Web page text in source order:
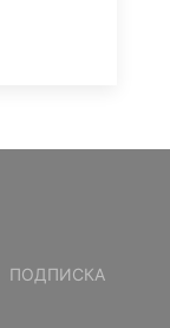
ПОДПИСКА